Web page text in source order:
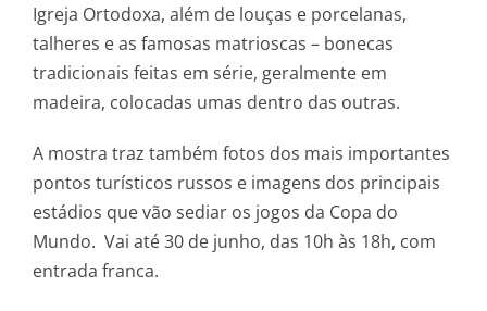
Igreja Ortodoxa, além de louças e porcelanas,
talheres e as famosas matrioscas – bonecas
tradicionais feitas em série, geralmente em
madeira, colocadas umas dentro das outras.
A mostra traz também fotos dos mais importantes
pontos turísticos russos e imagens dos principais
estádios que vão sediar os jogos da Copa do
Mundo. Vai até 30 de junho, das 10h às 18h, com
entrada franca.